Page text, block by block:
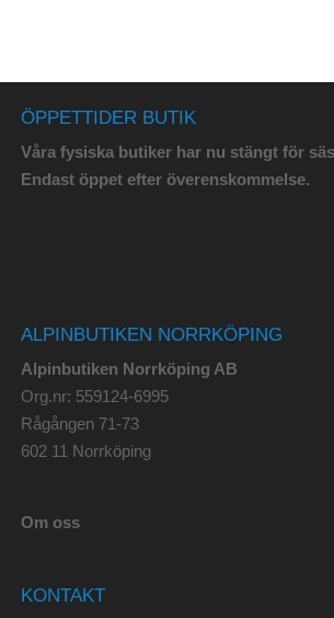
ÖPPETTIDER BUTIK
Våra fysiska butiker har nu stängt för
Endast öppet efter överenskommelse.
ALPINBUTIKEN NORRKÖPING
Alpinbutiken Norrköping AB
Org.nr: 559124-6995
Rågången 71-73
602 11 Norrköping
Om oss
KONTAKT